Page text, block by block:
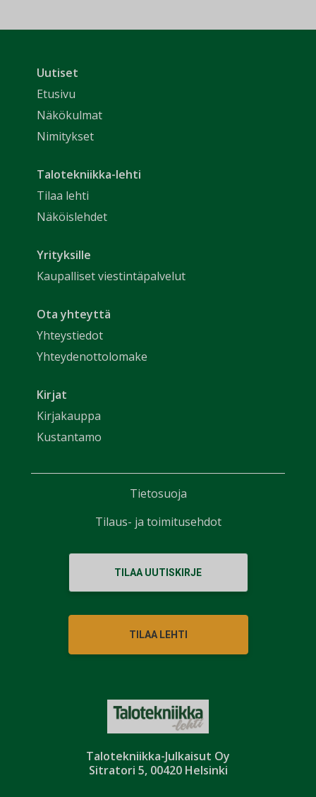
Talotekniikka-Julkaisut Oy
Sitratori 5, 00420 Helsinki
Uutiset
Etusivu
Näkökulmat
Nimitykset
Talotekniikka-lehti
Tilaa lehti
Näköislehdet
Yrityksille
Kaupalliset viestintäpalvelut
Ota yhteyttä
Yhteystiedot
Yhteydenottolomake
Kirjat
Kirjakauppa
Kustantamo
TILAA UUTISKIRJE
TILAA LEHTI
Tietosuoja
Tilaus- ja toimitusehdot